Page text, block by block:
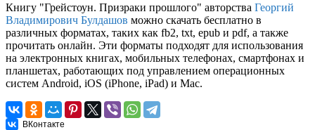
Книгу "Грейстоун. Призраки прошлого" авторства Георгий
Владимирович Булдашов можно скачать бесплатно в
различных форматах, таких как fb2, txt, epub и pdf, а также
прочитать онлайн. Эти форматы подходят для использования
на электронных книгах, мобильных телефонах, смартфонах и
планшетах, работающих под управлением операционных
систем Android, iOS (iPhone, iPad) и Mac.
ВКонтакте